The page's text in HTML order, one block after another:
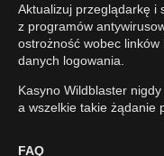
Aktualizuj przeglądarkę i
z programów
ostrożność wobec linków
danych logowania.
Kasyno Wildblaster
a wszelkie takie żądanie
FAQ